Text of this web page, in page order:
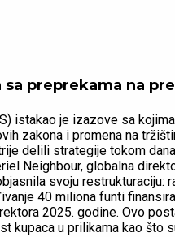
preprekama na
istakao je izazove sa
zakona i promena na
delili strategije tokom
Neighbour, globalna
svoju restrukturaciju:
40 miliona funti
2025. godine. Ovo
kupaca u prilikama kao što